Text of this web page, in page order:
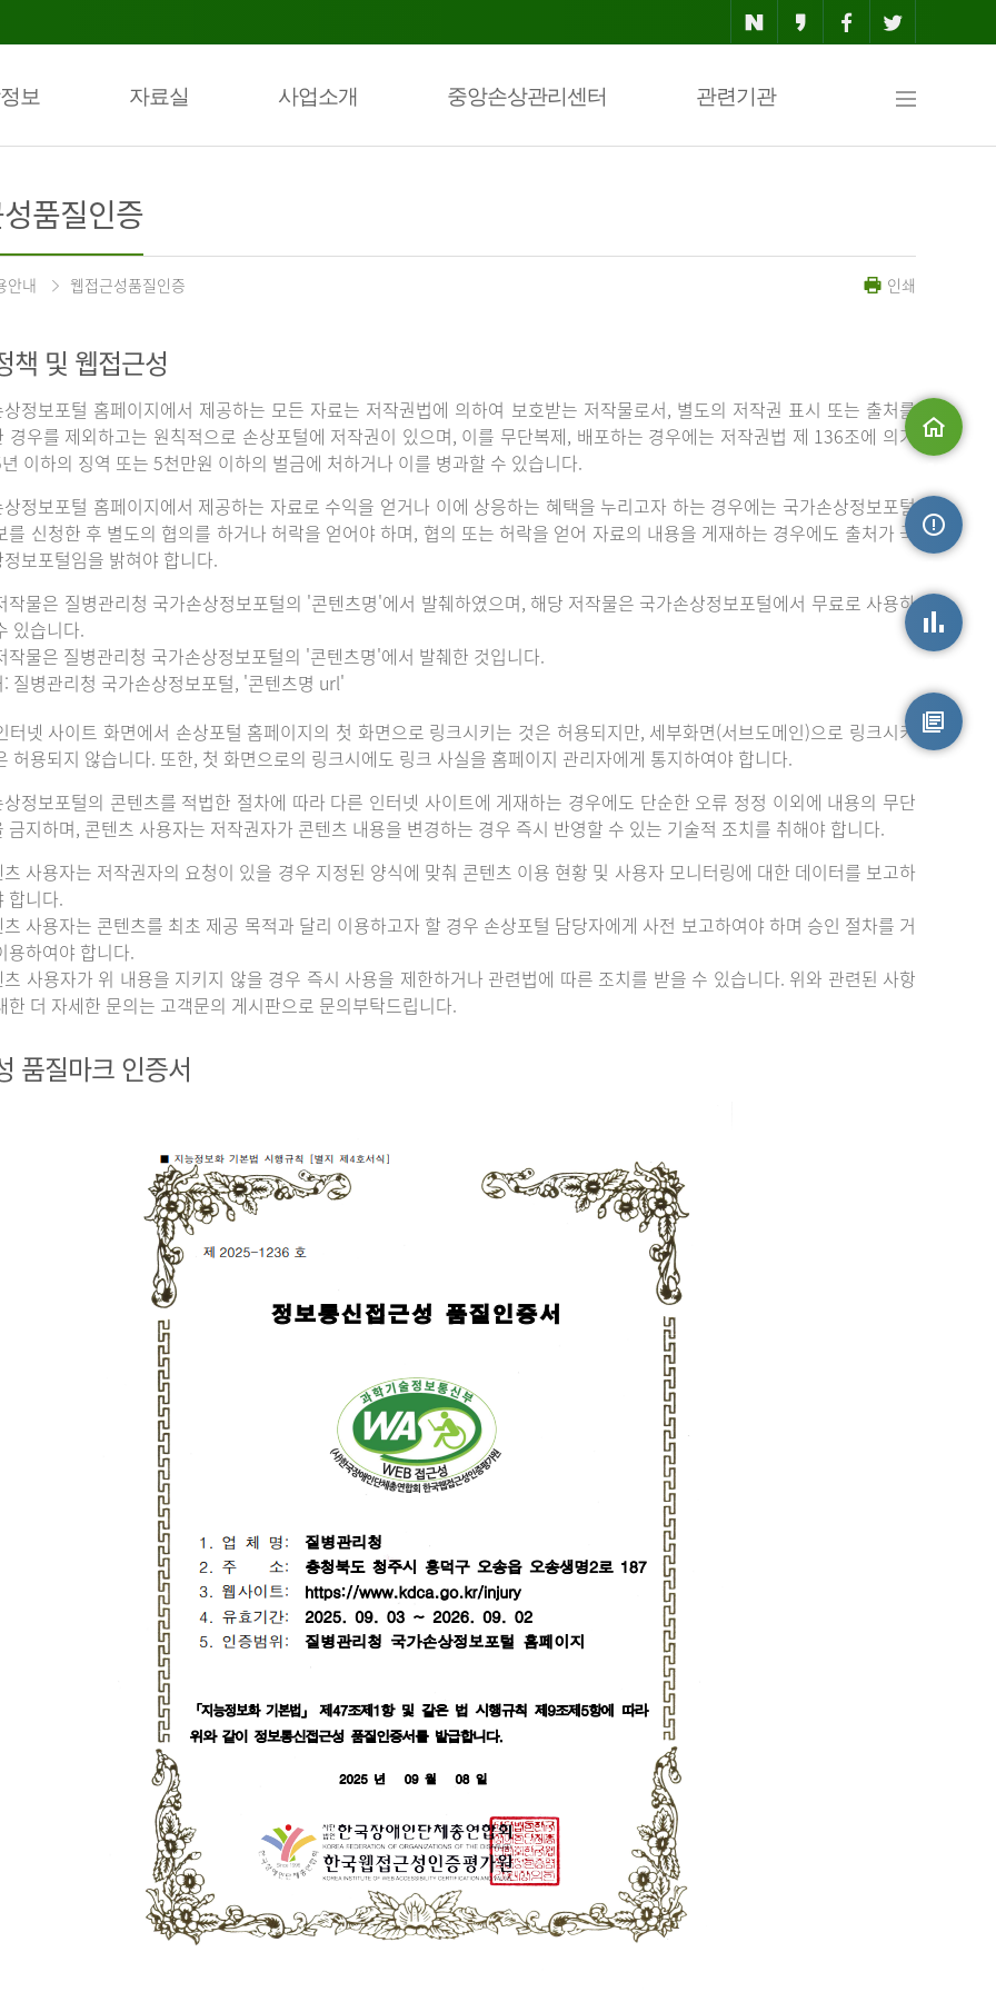
보 자료실 사업소개 중앙손상관리센터 관련기관
맵
품질인증
안내 웹접근성품질인증 인쇄
책 및 웹접근성
상정보포털 홈페이지에서 제공하는 모든 자료는 저작권법에 의하여 보호받는 저작물로서, 별도의 저작권 표시 또는 출처를
경우를 제외하고는 원칙적으로 손상포털에 저작권이 있으며, 이를 무단복제, 배포하는 경우에는 저작권법 제 136조에 의거
이하의 징역 또는 5천만원 이하의 벌금에 처하거나 이를 병과할 수 있습니다.
상정보포털 홈페이지에서 제공하는 자료로 수익을 얻거나 이에 상응하는 혜택을 누리고자 하는 경우에는 국가손상정보포털
를 신청한 후 별도의 협의를 하거나 허락을 얻어야 하며, 협의 또는 허락을 얻어 자료의 내용을 게재하는 경우에도 출처가 국
보포털임을 밝혀야 합니다.
작물은 질병관리청 국가손상정보포털의 '콘텐츠명'에서 발췌하였으며, 해당 저작물은 국가손상정보포털에서 무료로 사용하
있습니다.
작물은 질병관리청 국가손상정보포털의 '콘텐츠명'에서 발췌한 것입니다.
: 질병관리청 국가손상정보포털, '콘텐츠명 url'
터넷 사이트 화면에서 손상포털 홈페이지의 첫 화면으로 링크시키는 것은 허용되지만, 세부화면(서브도메인)으로 링크시키
허용되지 않습니다. 또한, 첫 화면으로의 링크시에도 링크 사실을 홈페이지 관리자에게 통지하여야 합니다.
상정보포털의 콘텐츠를 적법한 절차에 따라 다른 인터넷 사이트에 게재하는 경우에도 단순한 오류 정정 이외에 내용의 무단
금지하며, 콘텐츠 사용자는 저작권자가 콘텐츠 내용을 변경하는 경우 즉시 반영할 수 있는 기술적 조치를 취해야 합니다.
츠 사용자는 저작권자의 요청이 있을 경우 지정된 양식에 맞춰 콘텐츠 이용 현황 및 사용자 모니터링에 대한 데이터를 보고하
합니다.
츠 사용자는 콘텐츠를 최초 제공 목적과 달리 이용하고자 할 경우 손상포털 담당자에게 사전 보고하여야 하며 승인 절차를 거
용하여야 합니다.
츠 사용자가 위 내용을 지키지 않을 경우 즉시 사용을 제한하거나 관련법에 따른 조치를 받을 수 있습니다. 위와 관련된 사항
한 더 자세한 문의는 고객문의 게시판으로 문의부탁드립니다.
품질마크 인증서